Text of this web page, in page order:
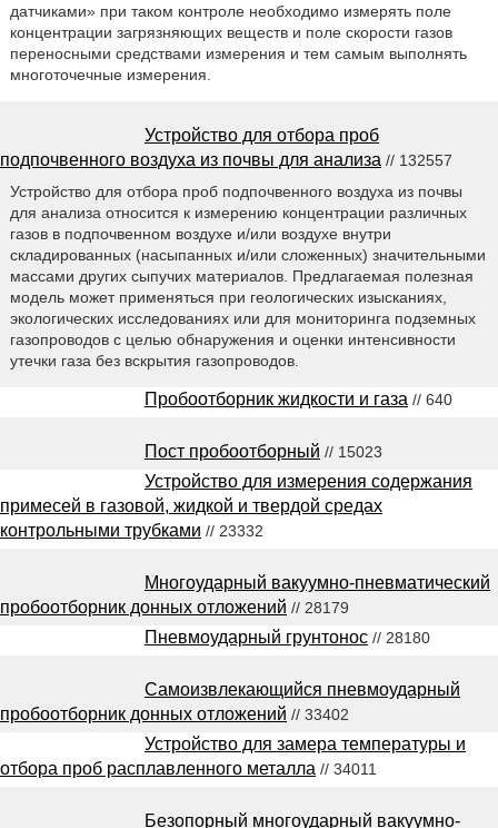
датчиками» при таком контроле необходимо измерять поле
концентрации загрязняющих веществ и поле скорости газов
переносными средствами измерения и тем самым выполнять
многоточечные измерения.
Устройство для отбора проб
подпочвенного воздуха из почвы для анализа // 132557
Устройство для отбора проб подпочвенного воздуха из почвы
для анализа относится к измерению концентрации различных
газов в подпочвенном воздухе и/или воздухе внутри
складированных (насыпанных и/или сложенных) значительными
массами других сыпучих материалов. Предлагаемая полезная
модель может применяться при геологических изысканиях,
экологических исследованиях или для мониторинга подземных
газопроводов с целью обнаружения и оценки интенсивности
утечки газа без вскрытия газопроводов.
Пробоотборник жидкости и газа // 640
Пост пробоотборный // 15023
Устройство для измерения содержания
примесей в газовой, жидкой и твердой средах
контрольными трубками // 23332
Многоударный вакуумно-пневматический
пробоотборник донных отложений // 28179
Пневмоударный грунтонос // 28180
Самоизвлекающийся пневмоударный
пробоотборник донных отложений // 33402
Устройство для замера температуры и
отбора проб расплавленного металла // 34011
Безопорный многоударный вакуумно-